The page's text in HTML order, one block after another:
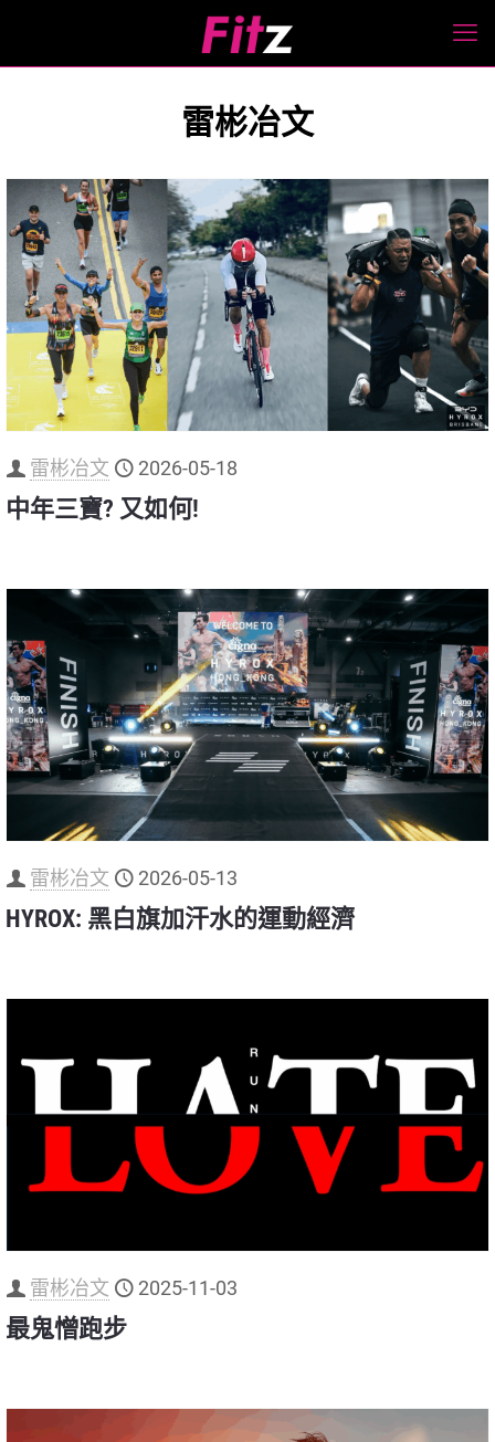
雷彬冶文
雷彬冶文 2026-05-18
中年三寶? 又如何!
雷彬冶文 2026-05-13
HYROX: 黑白旗加汗水的運動經濟
雷彬冶文 2025-11-03
最鬼憎跑步